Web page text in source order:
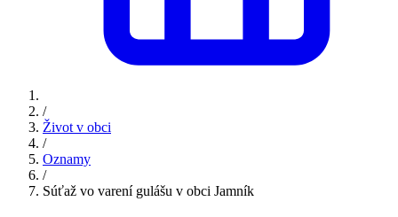
/
Život v obci
/
Oznamy
/
Súťaž vo varení gulášu v obci Jamník